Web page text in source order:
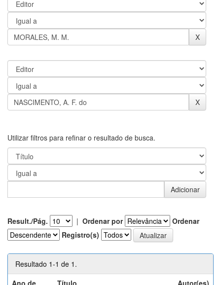
Utilizar filtros para refinar o resultado de busca.
Result./Pág. | Ordenar por
Ordenar
Registro(s)
Resultado 1-1 de 1.
Ano de
Título Autor(es)